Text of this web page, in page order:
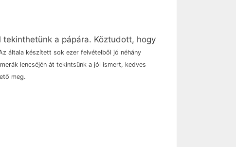
a pápára. Köztudott, hogy
általa készített sok ezer felvételből jó néhány
lencséjén át tekintsünk a jól ismert, kedves
meg.